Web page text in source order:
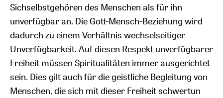
Sichselbstgehören des Menschen als für ihn
unverfügbar an. Die Gott-Mensch-Beziehung wird
dadurch zu einem Verhältnis wechselseitiger
Unverfügbarkeit. Auf diesen Respekt unverfügbarer
Freiheit müssen Spiritualitäten immer ausgerichtet
sein. Dies gilt auch für die geistliche Begleitung von
Menschen, die sich mit dieser Freiheit schwertun